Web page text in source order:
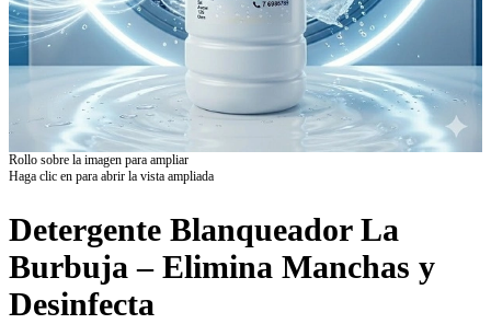
Rollo sobre la imagen para ampliar
Haga clic en para abrir la vista ampliada
Detergente Blanqueador La
Burbuja – Elimina Manchas y
Desinfecta